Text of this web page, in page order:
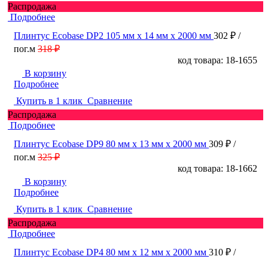
Распродажа
Подробнее
Плинтус Ecobase DP2 105 мм х 14 мм х 2000 мм 302 ₽ /
пог.м 318 ₽
код товара: 18-1655
В корзину
Подробнее
Купить в 1 клик Сравнение
Распродажа
Подробнее
Плинтус Ecobase DP9 80 мм х 13 мм х 2000 мм 309 ₽ /
пог.м 325 ₽
код товара: 18-1662
В корзину
Подробнее
Купить в 1 клик Сравнение
Распродажа
Подробнее
Плинтус Ecobase DP4 80 мм х 12 мм х 2000 мм 310 ₽ /